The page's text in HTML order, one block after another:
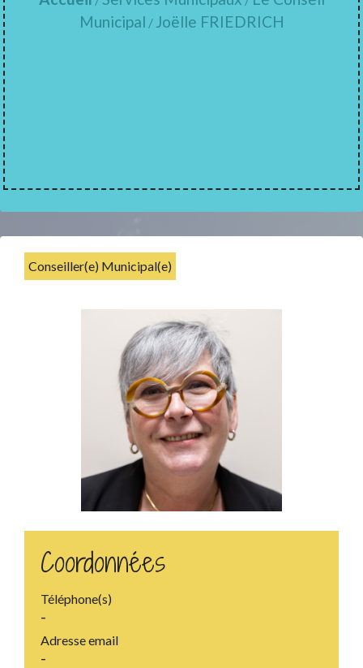
Municipal / Joëlle FRIEDRICH
Conseiller(e) Municipal(e)
Coordonnées
Téléphone(s)
-
Adresse email
-